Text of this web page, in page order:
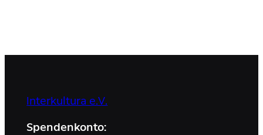
Interkultura e.V.
Spendenkonto: